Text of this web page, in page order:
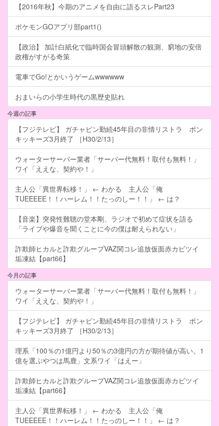
【2016年秋】今期のアニメを自由に語るスレPart23
ポケモンGOアプリ部part1()
【政治】 加計白紙化で臨時国会冒頭解散の観測、窮地の安倍
政権がすがる奇策
電車でGo!とかいうゲームwwwwww
おまいらの小学生時代の黒歴史貼れ
今週の記事
【フジテレビ】 ガチャピン勤続45年目の非情リストラ ポン
キッキーズ3月終了 ［H30/2/13］
ウォーターサーバー業者「サーバー代無料！取付も無料！」
ワイ「ええな、契約や！」
主人公「異世界転移！」 ← わかる 主人公「俺
TUEEEEE！！ハーレム！！たっのしー！！」 ← は？
【音楽】突発性難聴の堂本剛、ラジオで初めて症状を語る
「ライブや爆音を聞くことに今の僕は耐えられない」
詐欺師ヒカルと詐欺グループVAZ関コレ追放仮面赤カビツイ
垢凍結【part66】
今月の記事
ウォーターサーバー業者「サーバー代無料！取付も無料！」
ワイ「ええな、契約や！」
【フジテレビ】 ガチャピン勤続45年目の非情リストラ ポン
キッキーズ3月終了 ［H30/2/13］
理系「100％の1億円より50％の3億円の方が期待値が高い。1
億を選ぶやつは馬鹿」文系ワイ「はえー」
詐欺師ヒカルと詐欺グループVAZ関コレ追放仮面赤カビツイ
垢凍結【part66】
主人公「異世界転移！」 ← わかる 主人公「俺
TUEEEEE！！ハーレム！！たっのしー！！」 ← は？